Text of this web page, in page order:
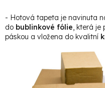
- Hotová tapeta je navinuta
do bublinkové fólie, která je
páskou a vložena do kvalitní